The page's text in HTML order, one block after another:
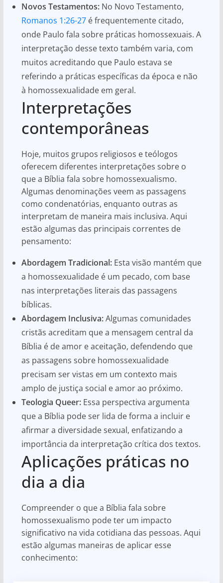
Novos Testamentos:No Novo Testamento,
Romanos 1:26-27é frequentemente citado,
onde Paulo fala sobre práticas homossexuais. A
interpretação desse texto também varia, com
muitos acreditando que Paulo estava se
referindo a práticas específicas da época e não
à homossexualidade em geral.
Interpretações
contemporâneas
Hoje, muitos grupos religiosos e teólogos
oferecem diferentes interpretações sobre o
que a Bíblia fala sobre homossexualismo.
Algumas denominações veem as passagens
como condenatórias, enquanto outras as
interpretam de maneira mais inclusiva. Aqui
estão algumas das principais correntes de
pensamento:
Abordagem Tradicional:Esta visão mantém que
a homossexualidade é um pecado, com base
nas interpretações literais das passagens
bíblicas.
Abordagem Inclusiva:Algumas comunidades
cristãs acreditam que a mensagem central da
Bíblia é de amor e aceitação, defendendo que
as passagens sobre homossexualidade
precisam ser vistas em um contexto mais
amplo de justiça social e amor ao próximo.
Teologia Queer:Essa perspectiva argumenta
que a Bíblia pode ser lida de forma a incluir e
afirmar a diversidade sexual, enfatizando a
importância da interpretação crítica dos textos.
Aplicações práticas no
dia a dia
Compreender o que a Bíblia fala sobre
homossexualismo pode ter um impacto
significativo na vida cotidiana das pessoas. Aqui
estão algumas maneiras de aplicar esse
conhecimento: